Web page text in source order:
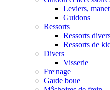
Leviers,
Guidons
Ressorts
Ressorts divers
Ressorts de
Divers
Visserie
Freinage
Garde boue